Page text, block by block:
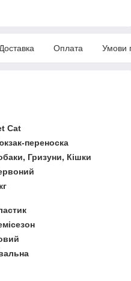
Доставка Оплата Умови
Cat
переноска
Гризуни, Кішки